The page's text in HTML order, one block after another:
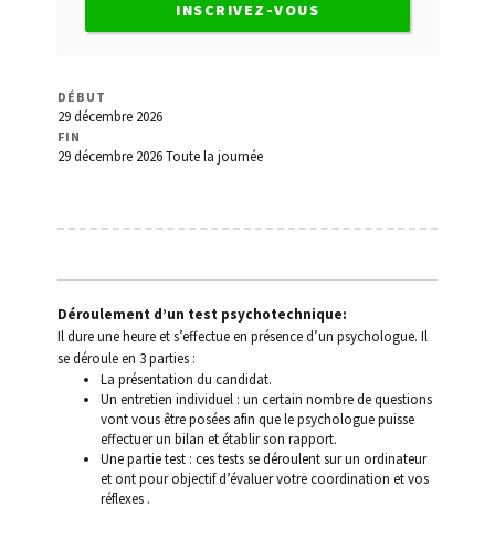
Contact
Déroulement d’un test psychotechnique
Les lettres 48/49/7
Médecins agréés
Mon Compte
Permis à points
INSCRIVEZ-VOUS
DÉBUT
29 décembre 2026
FIN
29 décembre 2026Toute la journée
Déroulement d’un test psychotechnique:
Il dure une heure et s’effectue en présence d’un psychologue. Il
se déroule en 3 parties :
La présentation du candidat.
Un entretien individuel : un certain nombre de questions
vont vous être posées afin que le psychologue puisse
effectuer un bilan et établir son rapport.
Une partie test : ces tests se déroulent sur un ordinateur
et ont pour objectif d’évaluer votre coordination et vos
réflexes .